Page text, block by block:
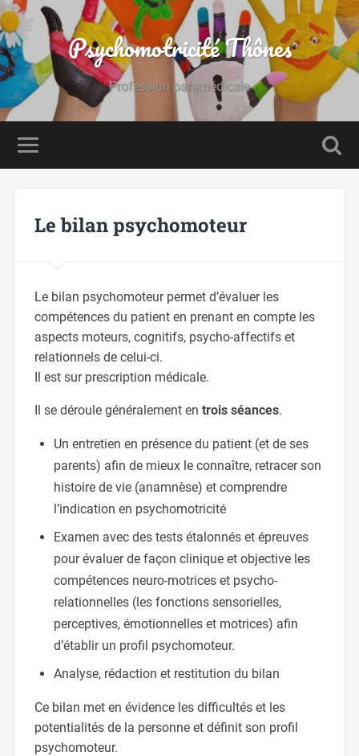
Psychomotricité Thônes
Profession paramédicale
Le bilan psychomoteur
Le bilan psychomoteur permet d’évaluer les
compétences du patient en prenant en compte les
aspects moteurs, cognitifs, psycho-affectifs et
relationnels de celui-ci.
Il est sur prescription médicale.
Il se déroule généralement en trois séances.
Un entretien en présence du patient (et de ses
parents) afin de mieux le connaître, retracer son
histoire de vie (anamnèse) et comprendre
l’indication en psychomotricité
Examen avec des tests étalonnés et épreuves
pour évaluer de façon clinique et objective les
compétences neuro-motrices et psycho-
relationnelles (les fonctions sensorielles,
perceptives, émotionnelles et motrices) afin
d’établir un profil psychomoteur.
Analyse, rédaction et restitution du bilan
Ce bilan met en évidence les difficultés et les
potentialités de la personne et définit son profil
psychomoteur.